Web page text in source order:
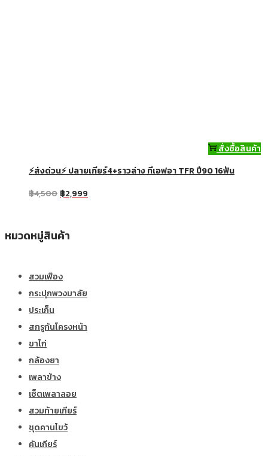
สั่งซื้อสินค้า
⚡ส่งด่วน⚡ ปลายเกียร์4+ราวล่าง ทีเอฟอา TFR ปี90 16ฟัน
฿4,500 ฿2,999
หมวดหมู่สินค้า
สวมเฟือง
กระปุกพวงมาลัย
ประเก็น
สกรูกันโครงหน้า
ขาไก่
กล้องยา
เพลาข้าง
เซ็ตเพลาลอย
สวมท้ายเกียร์
ชุดคานไขว้
คันเกียร์